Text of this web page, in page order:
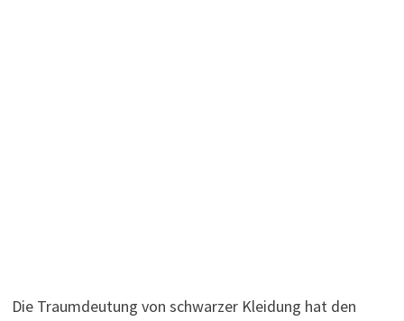
Die Traumdeutung von schwarzer Kleidung hat den